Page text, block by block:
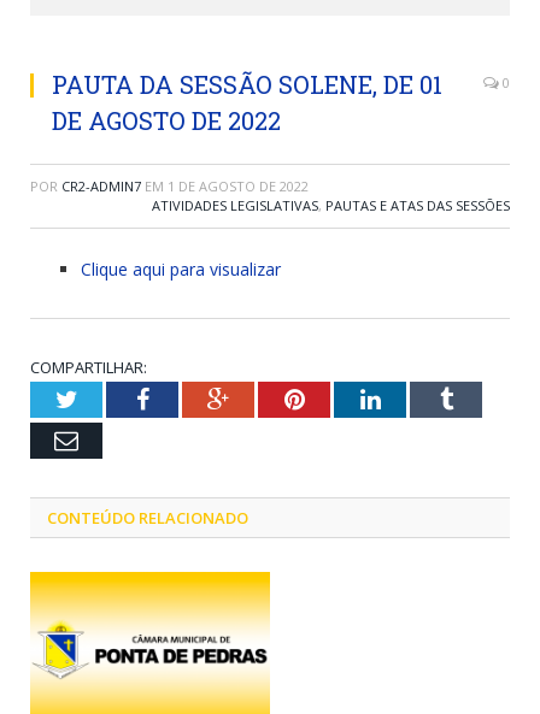
PAUTA DA SESSÃO SOLENE, DE 01
DE AGOSTO DE 2022
0
POR CR2-ADMIN7 EM 1 DE AGOSTO DE 2022
ATIVIDADES LEGISLATIVAS, PAUTAS E ATAS DAS SESSÕES
Clique aqui para visualizar
COMPARTILHAR:
TwitterFacebookGoogle+PinterestLinkedInTumblr
Email
CONTEÚDO RELACIONADO